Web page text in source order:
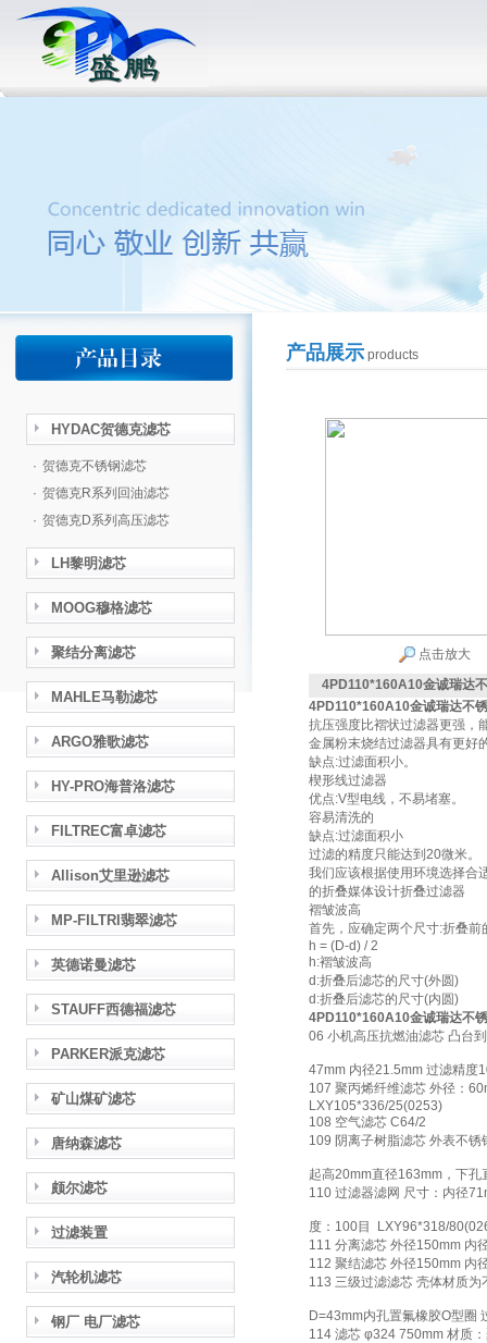
HYDAC贺德克滤芯
· 贺德克不锈钢滤芯
· 贺德克R系列回油滤芯
· 贺德克D系列高压滤芯
LH黎明滤芯
MOOG穆格滤芯
聚结分离滤芯
MAHLE马勒滤芯
ARGO雅歌滤芯
HY-PRO海普洛滤芯
FILTREC富卓滤芯
Allison艾里逊滤芯
MP-FILTRI翡翠滤芯
英德诺曼滤芯
STAUFF西德福滤芯
PARKER派克滤芯
矿山煤矿滤芯
唐纳森滤芯
颇尔滤芯
过滤装置
汽轮机滤芯
钢厂 电厂滤芯
产品展示products
点击放大
4PD110*160A10金诚瑞达
4PD110*160A10金诚瑞达不
抗压强度比褶状过滤器更强，
金属粉末烧结过滤器具有更好
缺点:过滤面积小。
楔形线过滤器
优点:V型电线，不易堵塞。
容易清洗的
缺点:过滤面积小
过滤的精度只能达到20微米。
我们应该根据使用环境选择合
的折叠媒体设计折叠过滤器
褶皱波高
首先，应确定两个尺寸:折叠
h = (D-d) / 2
h:褶皱波高
d:折叠后滤芯的尺寸(外圆)
d:折叠后滤芯的尺寸(内圆)
4PD110*160A10金诚瑞达不
06 小机高压抗燃油滤芯 凸台
47mm 内径21.5mm 过滤精度
107 聚丙烯纤维滤芯 外径：
LXY105*336/25(0253)
108 空气滤芯 C64/2
109 阴离子树脂滤芯 外表不
起高20mm直径163mm，下孔
110 过滤器滤网 尺寸：内径
度：100目 LXY96*318/
111 分离滤芯 外径150mm 内
112 聚结滤芯 外径150mm 内
113 三级过滤滤芯 壳体材质
D=43mm内孔置氟橡胶O型圈
114 滤芯 φ324 750mm 材质